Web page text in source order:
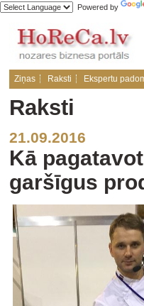
Powered by
Ziņas Raksti Ekspertu
Raksti
21.09.2016
Kā
garšīgus